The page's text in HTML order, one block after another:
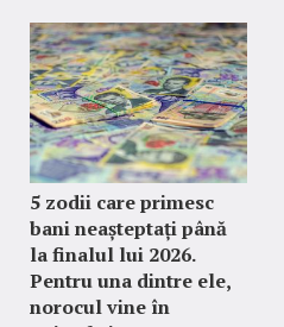
5 zodii care primesc
bani neașteptați până
la finalul lui 2026.
Pentru una dintre ele,
norocul vine în